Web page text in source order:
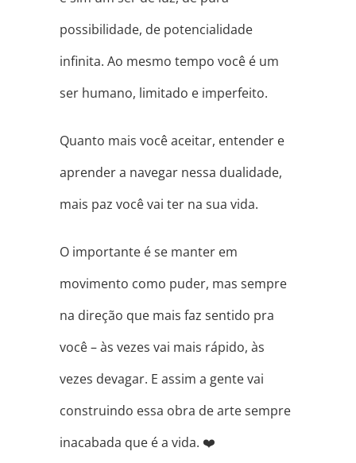
possibilidade, de potencialidade
infinita. Ao mesmo tempo você é um
ser humano, limitado e imperfeito.
Quanto mais você aceitar, entender e
aprender a navegar nessa dualidade,
mais paz você vai ter na sua vida.
O importante é se manter em
movimento como puder, mas sempre
na direção que mais faz sentido pra
você – às vezes vai mais rápido, às
vezes devagar. E assim a gente vai
construindo essa obra de arte sempre
inacabada que é a vida. ❤️